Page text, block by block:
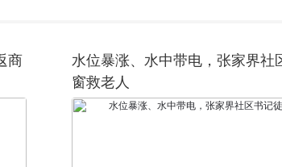
商
水位暴涨、水中带电，张家界社
窗救老人